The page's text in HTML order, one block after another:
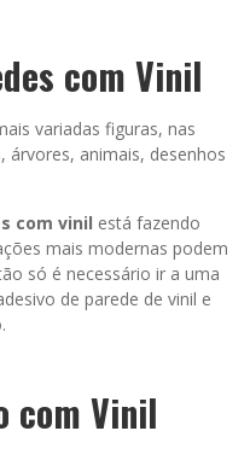
com Vinil
variadas figuras, nas
árvores, animais, desenhos
com vinil está fazendo
mais modernas podem
só é necessário ir a uma
de parede de vinil e
com Vinil